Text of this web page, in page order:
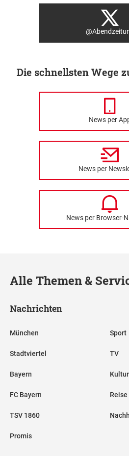
Die schnellsten Wege
News per
News per
News per Browser-
Alle Themen &
Nachrichten
München
Stadtviertel
Bayern
FC Bayern
TSV 1860
Promis
Sport
TV
Kultur
Reise